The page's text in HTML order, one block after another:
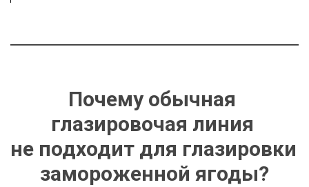
Почему обычная
глазировочая линия
не подходит для глазировки
замороженной ягоды?